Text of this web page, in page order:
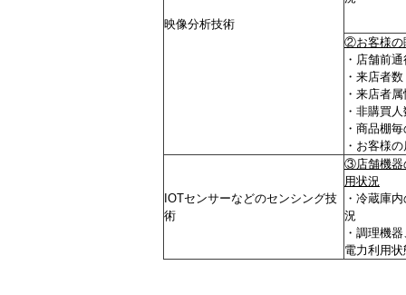
映像分析技術
②お客様の
・店舗前
・来店者数
・来店者
・非購買
・商品棚
・お客様
IOTセンサーなどのセンシング技
術
③店舗機器
用状況
・冷蔵庫
況
・調理機
電力利用状